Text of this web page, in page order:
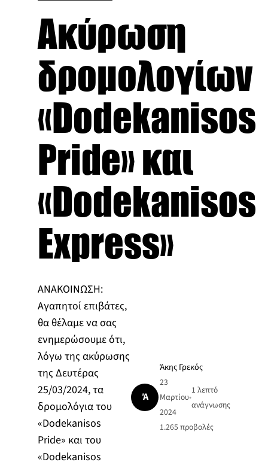
Ακύρωση
δρομολογίων
«Dodekanisos
Pride» και
«Dodekanisos
Express»
ΑΝΑΚΟΙΝΩΣΗ:
Αγαπητοί επιβάτες,
θα θέλαμε να σας
ενημερώσουμε ότι,
λόγω της ακύρωσης
της Δευτέρας
25/03/2024, τα
δρομολόγια του
«Dodekanisos
Pride» και του
«Dodekanisos
Ά
Άκης Γρεκός
23
Μαρτίου
2024
•
1 λεπτό
ανάγνωσης
1.265 προβολές